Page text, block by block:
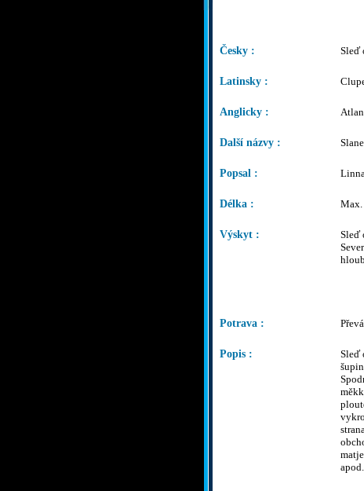
Česky : Sleď
Latinsky :
Anglicky :
Další názvy :
Popsal :
Délka : Max.
Výskyt :
Sleď
Potrava :
Popis :
Sleď